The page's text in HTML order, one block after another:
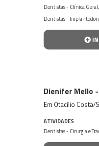
Dentistas - Clínica Geral,
Dentistas -
Dienifer Mello
Em Otacílio Costa/
ATIVIDADES
Dentistas - Cirurgia e